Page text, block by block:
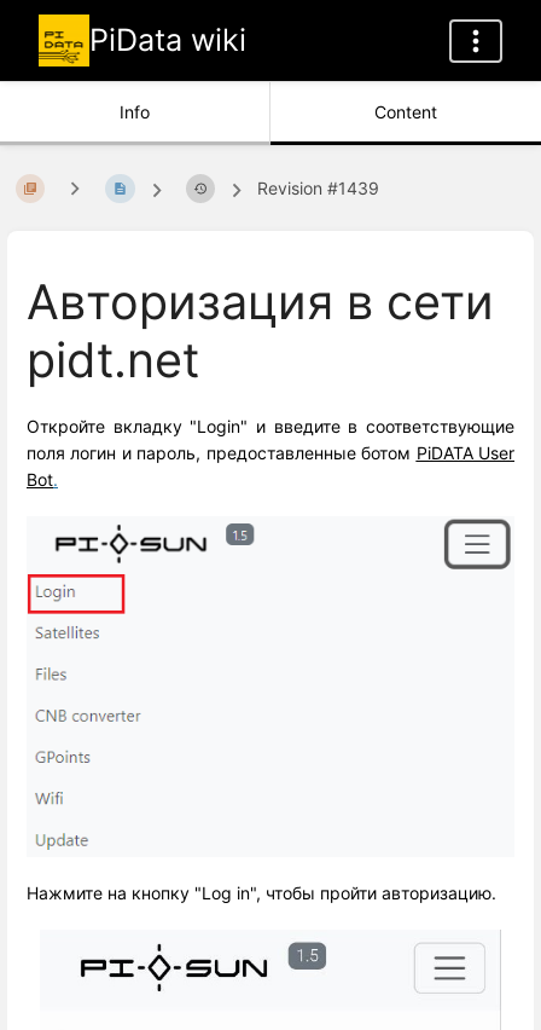
PiData wiki
Info Content
Revision #1439
Авторизация в сети
pidt.net
Откройте вкладку "Login" и введите в соответствующие
поля логин и пароль, предоставленные ботом PiDATA User
Bot.
Нажмите на кнопку "Log in", чтобы пройти авторизацию.